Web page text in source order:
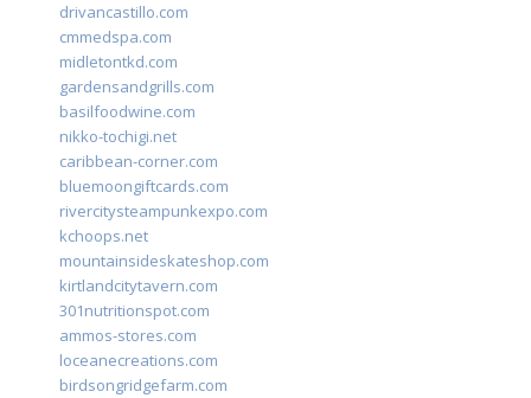
drivancastillo.com
cmmedspa.com
midletontkd.com
gardensandgrills.com
basilfoodwine.com
nikko-tochigi.net
caribbean-corner.com
bluemoongiftcards.com
rivercitysteampunkexpo.com
kchoops.net
mountainsideskateshop.com
kirtlandcitytavern.com
301nutritionspot.com
ammos-stores.com
loceanecreations.com
birdsongridgefarm.com